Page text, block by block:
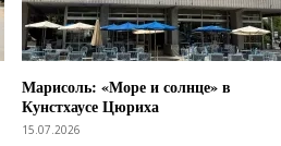
Марисоль: «Море и солнце» в
Кунстхаусе Цюриха
15.07.2026